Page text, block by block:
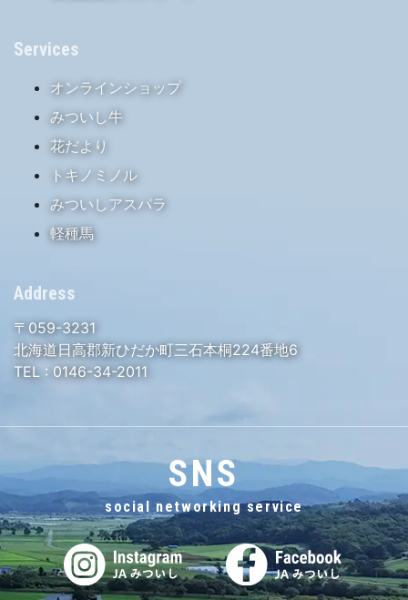
Services
オンラインショップ
みついし牛
花だより
トキノミノル
みついしアスパラ
軽種馬
Address
〒059-3231
北海道日高郡新ひだか町三石本桐224番地6
TEL : 0146-34-2011
SNS
social networking service